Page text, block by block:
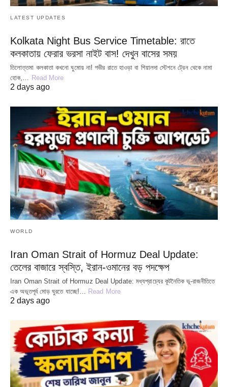
LATEST UPDATES
Kolkata Night Bus Service Timetable: রাতে
কলকাতায় ফেরার ভরসা নাইট বাস! দেখুন বাসের সময়
তিলোত্তমা কলকাতা কখনো ঘুমোয় না! গভীর রাতে হাওড়া বা শিয়ালদা স্টেশনে ট্রেন থেকে নামা
হোক,… Read More
2 days ago
WORLD
Iran Oman Strait of Hormuz Deal Update:
তেলের বাজারে স্বস্তি, ইরান-ওমানের বড় পদক্ষেপ
Iran Oman Strait of Hormuz Deal Update: মধ্যপ্রাচ্যের কূটনৈতিক ভূ-রাজনীতিতে
এক অভূতপূর্ব মোড় ঘুরতে যাচ্ছে!…
Read More
2 days ago